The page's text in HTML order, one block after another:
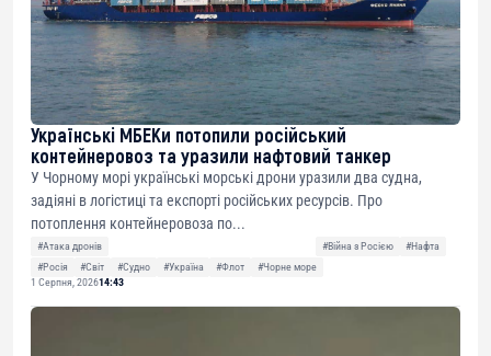
Українські МБЕКи потопили російський
контейнеровоз та уразили нафтовий танкер
У Чорному морі українські морські дрони уразили два судна,
задіяні в логістиці та експорті російських ресурсів. Про
потоплення контейнеровоза по...
#Атака дронів #Війна з Росією
#Нафта
#Росія
#Світ #Судно #Україна #Флот
#Чорне море
1 Серпня, 202614:43